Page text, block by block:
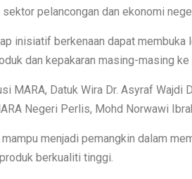
pelancongan dan ekonomi
inisiatif berkenaan dapat
dan kepakaran masing-masing
MARA, Datuk Wira Dr. Asyraf Wajdi
Negeri Perlis, Mohd Norwawi
menjadi pemangkin dalam
berkualiti tinggi.